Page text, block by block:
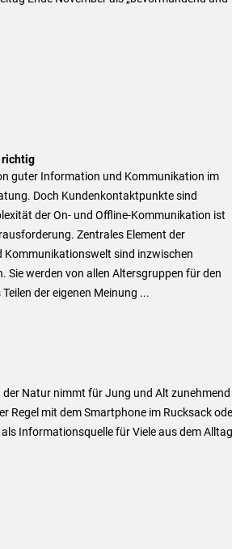
richtig
guter Information und Kommunikation im
Doch Kundenkontaktpunkte sind
der On- und Offline-Kommunikation ist
Zentrales Element der
sind inzwischen
Sie werden von allen Altersgruppen für den
der eigenen Meinung ...
Natur nimmt für Jung und Alt zunehmend
Regel mit dem Smartphone im Rucksack
Informationsquelle für Viele aus dem Alltag